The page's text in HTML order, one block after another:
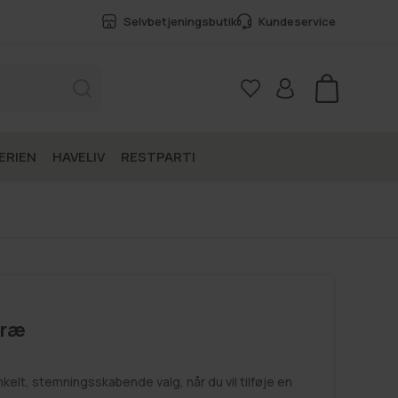
Selvbetjeningsbutik Kundeservice
Kurv
HAVELIV RESTPARTI
stemningsskabende valg, når du vil tilføje en